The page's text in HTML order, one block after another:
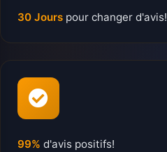
30 Jours pour changer d'avis!
99% d'avis positifs!